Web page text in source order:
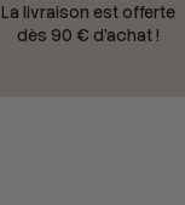
La livraison est offerte
dès 90 € d'achat !